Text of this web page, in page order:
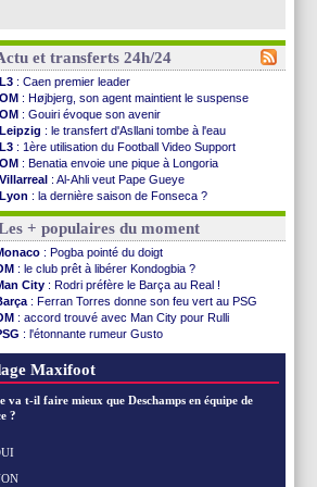
et transferts 24h/24
L3 : Caen premier leader
OM : Højbjerg, son agent maintient le suspense
OM : Gouiri évoque son avenir
Leipzig : le transfert d'Asllani tombe à l'eau
L3 : 1ère utilisation du Football Video Support
OM : Benatia envoie une pique à Longoria
Villarreal : Al-Ahli veut Pape Gueye
Lyon : la dernière saison de Fonseca ?
OM: un nouveau prétendant pour Højbjerg
Brest: un gardien norvégien en approche ?
OM: McCourt a versé 120 M€ en 2026
PSG: 4 retours dans le groupe face à Man Utd ...
Nice: Kevin Carlos va partir en Italie
L1: prison avec sursis requis contre un arbitre
Leganés: c'est signé pour Luca Zidane (off.)
Atletico: Ruggeri en route pour Aston Villa
Monaco: Filipe Luis soutient Biereth
PSG : Nsoki va signer en Croatie
Real: Mastantuono prêté à la Fiorentina (off.)
Man City
Palace
+ populaires du moment
: Pogba pointé du doigt
: le club prêt à libérer Kondogbia ?
City : Rodri préfère le Barça au Real !
: Ferran Torres donne son feu vert au PSG
: accord trouvé avec Man City pour Rulli
: l'étonnante rumeur Gusto
: Owori battu à mort à Kampala
Maxifoot
va t-il faire mieux que Deschamps en équipe de
?